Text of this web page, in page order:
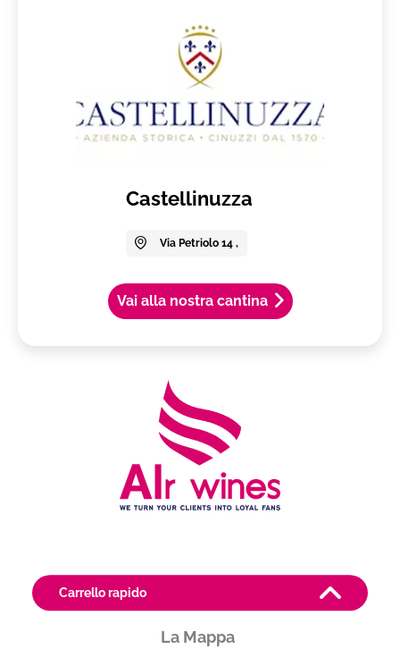
Carrello rapido
Castellinuzza
Via Petriolo 14 ,
Vai alla nostra cantina
La Mappa